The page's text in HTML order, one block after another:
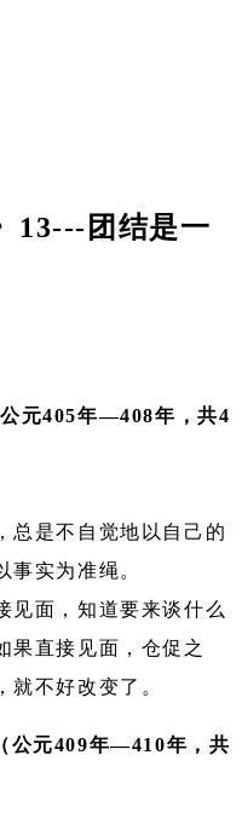
13---团结是一
元405年—408年，共4
总是不自觉地以自己的
事实为准绳。
见面，知道要来谈什么
果直接见面，仓促之
就不好改变了。
公元409年—410年，共